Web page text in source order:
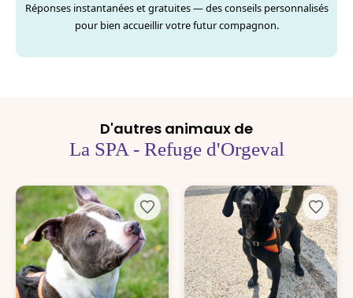
Réponses instantanées et gratuites — des conseils personnalisés
pour bien accueillir votre futur compagnon.
D'autres animaux de
La SPA - Refuge d'Orgeval